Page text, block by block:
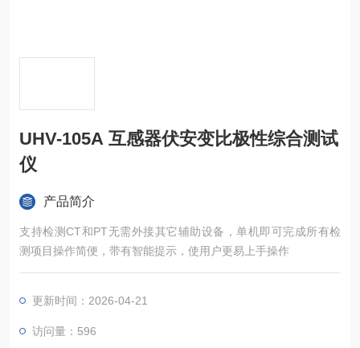
UHV-105A 互感器伏安变比极性综合测试
仪
产品简介
支持检测CT和PT无需外接其它辅助设备，单机即可完成所有检
测项目操作简便，带有智能提示，使用户更易上手操作
更新时间：2026-04-21
访问量：596